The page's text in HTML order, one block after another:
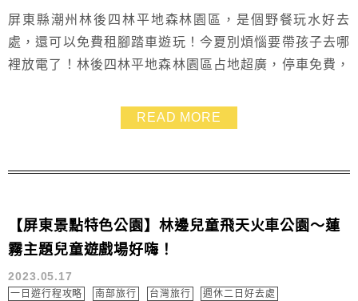
屏東縣潮州林後四林平地森林園區，是個野餐玩水好去
處，還可以免費租腳踏車遊玩！今夏別煩惱要帶孩子去哪
裡放電了！林後四林平地森林園區占地超廣，停車免費，
涼的位置喔！(放水時間是星期六星期日才有哦!)
READ MORE
【屏東景點特色公園】林邊兒童飛天火車公園～蓮
霧主題兒童遊戲場好嗨！
2023.05.17
一日遊行程攻略 南部旅行 台灣旅行 週休二日好去處